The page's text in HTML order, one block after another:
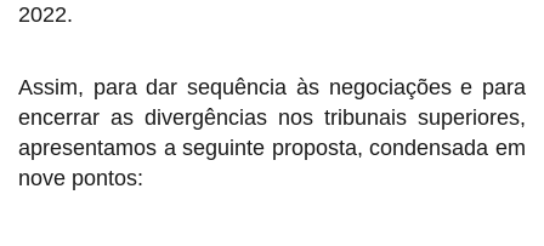
2022.
Assim, para dar sequência às negociações e para
encerrar as divergências nos tribunais superiores,
apresentamos a seguinte proposta, condensada em
nove pontos: